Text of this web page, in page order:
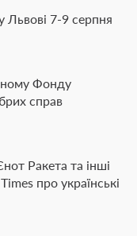
Львові 7-9 серпня
Фонду
справ
Ракета та інші
про українські